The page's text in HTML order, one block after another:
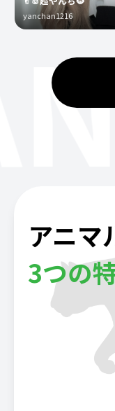
yanchan1216
アニマ
3つの